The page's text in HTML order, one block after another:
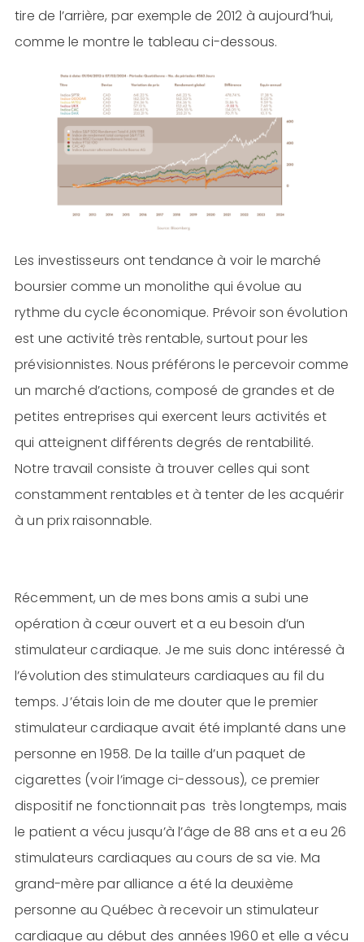
tire de l’arrière, par exemple de 2012 à aujourd’hui,
comme le montre le tableau ci-dessous.
Les investisseurs ont tendance à voir le marché
boursier comme un monolithe qui évolue au
rythme du cycle économique. Prévoir son évolution
est une activité très rentable, surtout pour les
prévisionnistes. Nous préférons le percevoir comme
un marché d’actions, composé de grandes et de
petites entreprises qui exercent leurs activités et
qui atteignent différents degrés de rentabilité.
Notre travail consiste à trouver celles qui sont
constamment rentables et à tenter de les acquérir
à un prix raisonnable.
Récemment, un de mes bons amis a subi une
opération à cœur ouvert et a eu besoin d’un
stimulateur cardiaque. Je me suis donc intéressé à
l’évolution des stimulateurs cardiaques au fil du
temps. J’étais loin de me douter que le premier
stimulateur cardiaque avait été implanté dans une
personne en 1958. De la taille d’un paquet de
cigarettes (voir l’image ci-dessous), ce premier
dispositif ne fonctionnait pas très longtemps, mais
le patient a vécu jusqu’à l’âge de 88 ans et a eu 26
stimulateurs cardiaques au cours de sa vie. Ma
grand-mère par alliance a été la deuxième
personne au Québec à recevoir un stimulateur
cardiaque au début des années 1960 et elle a vécu